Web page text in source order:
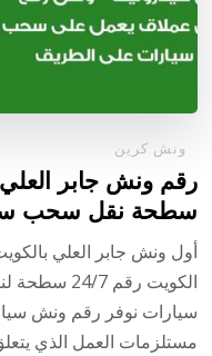
ونش كرين
سطحة نقل سحب
أول ونش جابر العلي
الكويت
سيارات نوفر رقم ونش
مستلزمات العمل الذي